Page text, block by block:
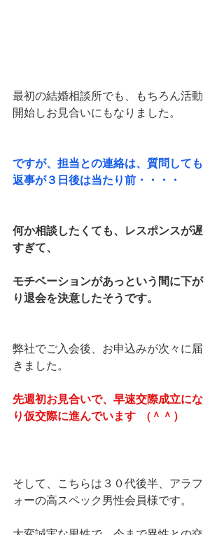
最初の結婚相談所でも、もちろん活動
開始しお見合いにもなりました。
ですが、担当との連絡は、質問しても
返事が３日後は当たり前・・・・
何か相談したくても、レスポンスが遅
すぎて、
モチベーションがあっという間に下が
り退会を決意したそうです。
弊社でご入会後、お申込みが次々に届
きました。
先週初お見合いで、早速交際成立にな
り仮交際に進んでいます　(＾＾）
そして、こちらは３０代後半、アラフ
ォーの高スペック男性会員様です。